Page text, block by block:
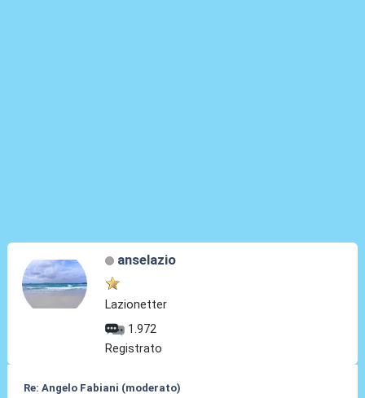
anselazio
Lazionetter
1.972
Registrato
Re: Angelo Fabiani (moderato)